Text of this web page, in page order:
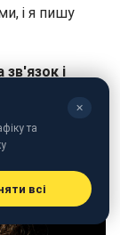
і я пишу
зв'язок і
✕
та
всі